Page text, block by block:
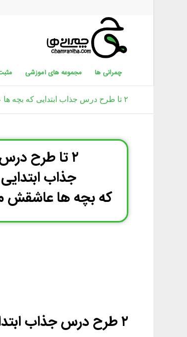
چمرانی ها مجموعه های آموزشی
۲ تا طرح درس جذاب ابتدایی که بچه ها عاشقش میشن!
۲ تا طرح درس
جذاب ابتدایی
که بچه ها عاشقش
۲ طرح درس جذاب ابتدایی